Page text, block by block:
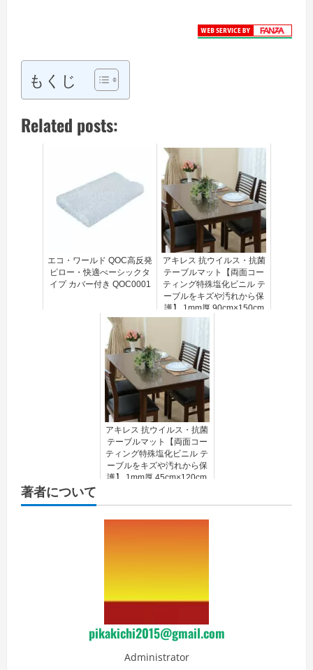
もくじ
Related posts:
エコ・ワールド QOC高反発
ピロー・快適べーシックタ
イプ カバー付き QOC0001
アキレス 抗ウイルス・抗菌
テーブルマット【両面コー
ティング特殊塩化ビニル テ
ーブルをキズや汚れから保
護】 1mm厚 90cm×150cm
ACH63583
アキレス 抗ウイルス・抗菌
テーブルマット【両面コー
ティング特殊塩化ビニル テ
ーブルをキズや汚れから保
護】 1mm厚 45cm×120cm
著者について
pikakichi2015@gmail.com
Administrator